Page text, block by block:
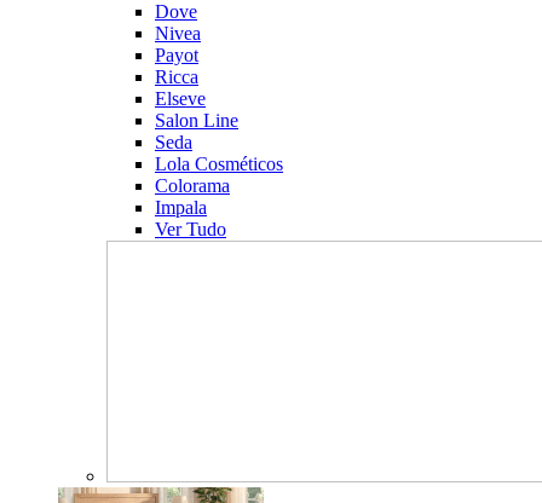
Dove
Nivea
Payot
Ricca
Elseve
Salon Line
Seda
Lola Cosméticos
Colorama
Impala
Ver Tudo